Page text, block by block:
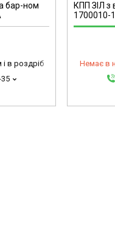
бар-ном
в роздріб
КПП ЗІЛ з
1700010-
Немає в